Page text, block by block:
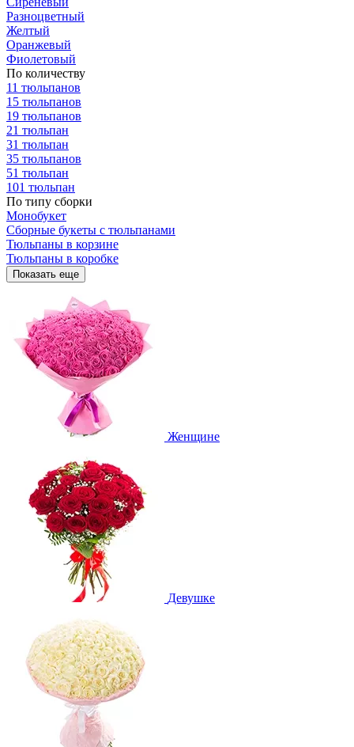
Разноцветный
Желтый
Оранжевый
Фиолетовый
По количеству
11 тюльпанов
15 тюльпанов
19 тюльпанов
21 тюльпан
31 тюльпан
35 тюльпанов
51 тюльпан
101 тюльпан
По типу сборки
Монобукет
Сборные букеты с тюльпанами
Тюльпаны в корзине
Тюльпаны в коробке
Показать еще
Женщине
Девушке